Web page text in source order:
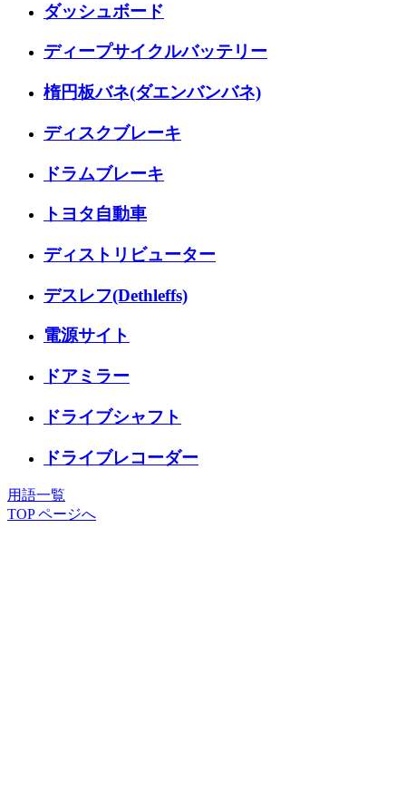
ダッシュボード
ディープサイクルバッテリー
楕円板バネ(ダエンバンバネ)
ディスクブレーキ
ドラムブレーキ
トヨタ自動車
ディストリビューター
デスレフ(Dethleffs)
電源サイト
ドアミラー
ドライブシャフト
ドライブレコーダー
用語一覧
TOP ページへ